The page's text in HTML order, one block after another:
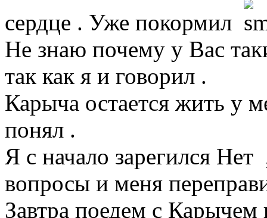
сердце . Уже покормил
Не знаю почему у Вас
так как я и говорил .
Карыча остается жить у
понял .
Я с начало зарегился
вопросы и меня
Завтра поедем с